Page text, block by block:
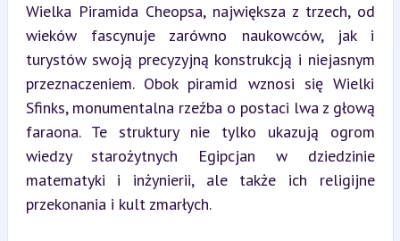
Wielka Piramida Cheopsa, największa z trzech, od
wieków fascynuje zarówno naukowców, jak i
turystów swoją precyzyjną konstrukcją i niejasnym
przeznaczeniem. Obok piramid wznosi się Wielki
Sfinks, monumentalna rzeźba o postaci lwa z głową
faraona. Te struktury nie tylko ukazują ogrom
wiedzy starożytnych Egipcjan w dziedzinie
matematyki i inżynierii, ale także ich religijne
przekonania i kult zmarłych.